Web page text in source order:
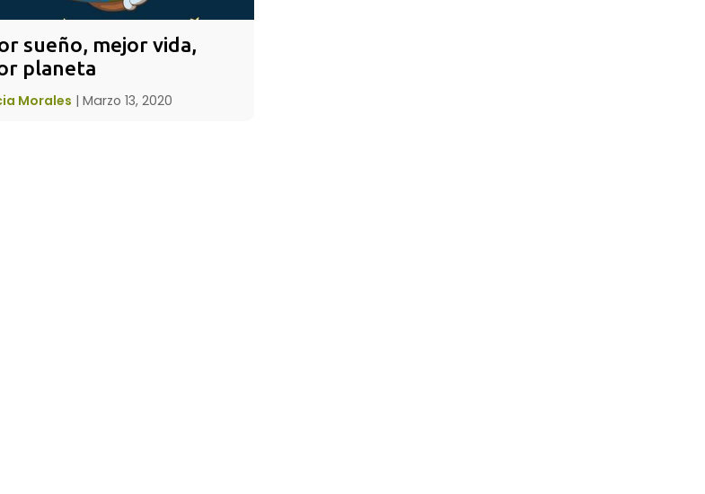
sueño, mejor vida,
planeta
Morales | Marzo 13, 2020